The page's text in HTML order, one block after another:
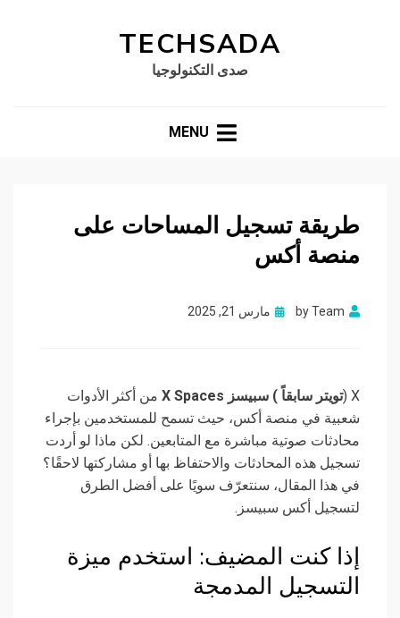
TECHSADA
صدى التكنولوجيا
MENU
طريقة تسجيل المساحات على
منصة أكس
byTeam
Posted
مارس 21, 2025
X ( تويتر سابقاً ) سبيسز X Spaces
من أكثر الأدوات
شعبية في منصة أكس، حيث تسمح للمستخدمين بإجراء
محادثات صوتية مباشرة مع المتابعين. لكن ماذا لو أردت
تسجيل هذه المحادثات والاحتفاظ بها أو مشاركتها لاحقًا؟
في هذا المقال، سنتعرّف سويًا على أفضل الطرق
لتسجيل أكس سبيسز.
إذا كنت المضيف: استخدم ميزة
التسجيل المدمجة